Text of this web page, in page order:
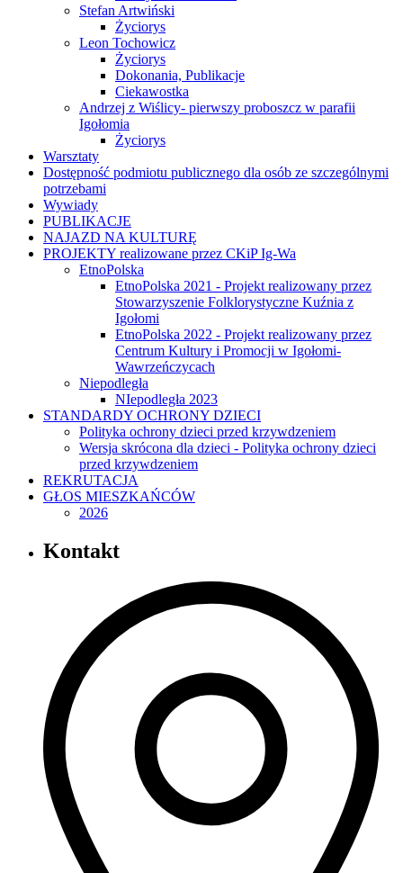
Stefan Artwiński
Życiorys
Leon Tochowicz
Życiorys
Dokonania, Publikacje
Ciekawostka
Andrzej z Wiślicy- pierwszy proboszcz w parafii
Igołomia
Życiorys
Warsztaty
Dostępność podmiotu publicznego dla osób ze szczególnymi
potrzebami
Wywiady
PUBLIKACJE
NAJAZD NA KULTURĘ
PROJEKTY realizowane przez CKiP Ig-Wa
EtnoPolska
EtnoPolska 2021 - Projekt realizowany przez
Stowarzyszenie Folklorystyczne Kuźnia z
Igołomi
EtnoPolska 2022 - Projekt realizowany przez
Centrum Kultury i Promocji w Igołomi-
Wawrzeńczycach
Niepodległa
NIepodległa 2023
STANDARDY OCHRONY DZIECI
Polityka ochrony dzieci przed krzywdzeniem
Wersja skrócona dla dzieci - Polityka ochrony dzieci
przed krzywdzeniem
REKRUTACJA
GŁOS MIESZKAŃCÓW
2026
Kontakt